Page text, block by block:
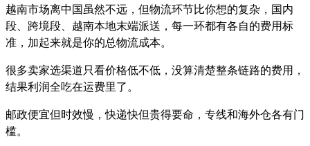
越南市场离中国虽然不远，但物流环节比你想的复杂，国内
段、跨境段、越南本地末端派送，每一环都有各自的费用标
准，加起来就是你的总物流成本。
很多卖家选渠道只看价格低不低，没算清楚整条链路的费用，
结果利润全吃在运费里了。
邮政便宜但时效慢，快递快但贵得要命，专线和海外仓各有门
槛。